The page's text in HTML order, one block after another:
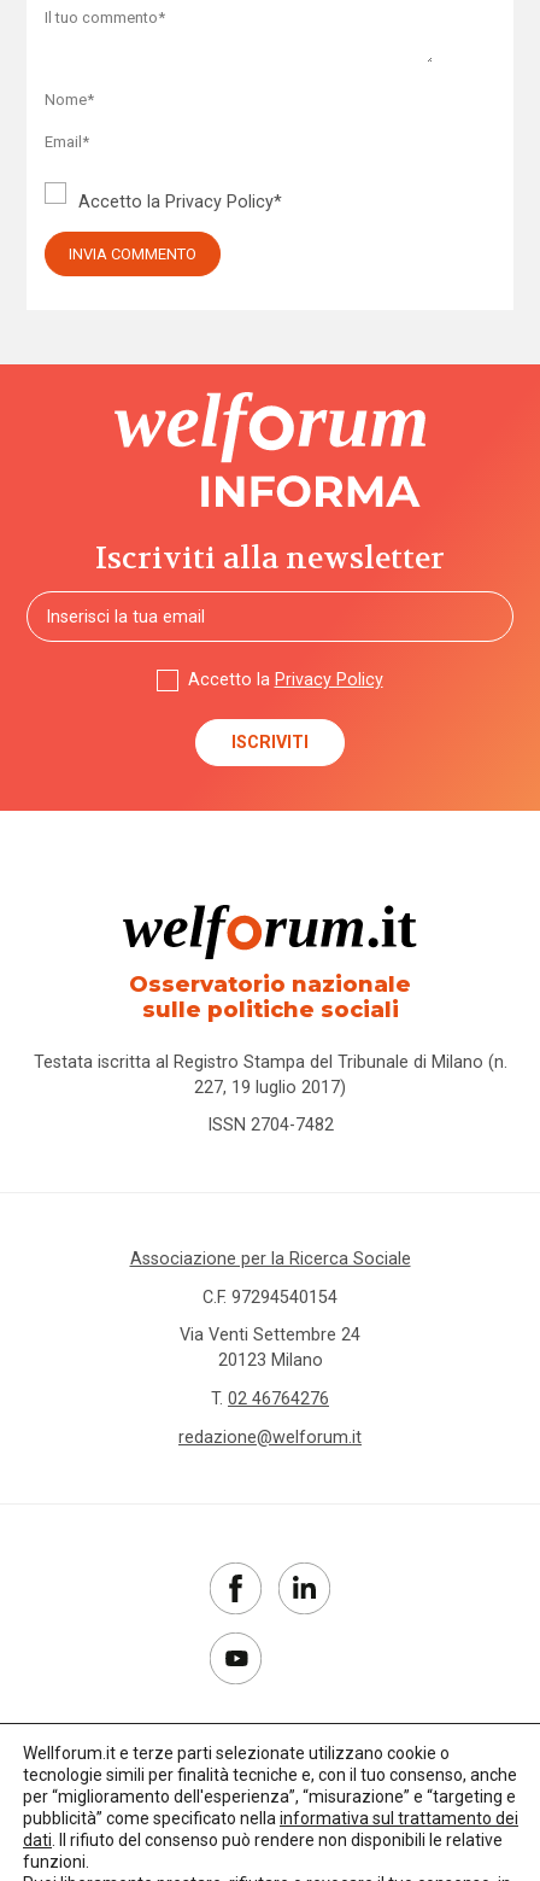
Accetto la Privacy Policy*
Iscriviti alla newsletter
Accetto la Privacy Policy
Osservatorio nazionale
sulle politiche sociali
Testata iscritta al Registro Stampa del Tribunale di Milano (n.
227, 19 luglio 2017)
ISSN 2704-7482
Associazione per la Ricerca Sociale
C.F. 97294540154
Via Venti Settembre 24
20123 Milano
T. 02 46764276
redazione@welforum.it
Copyright 2017–2026
Privacy Policy
Wellforum.it e terze parti selezionate utilizzano cookie o
tecnologie simili per finalità tecniche e, con il tuo consenso, anche
per “miglioramento dell'esperienza”, “misurazione” e “targeting e
pubblicità” come specificato nella informativa sul trattamento dei
dati . Il rifiuto del consenso può rendere non disponibili le relative
funzioni.